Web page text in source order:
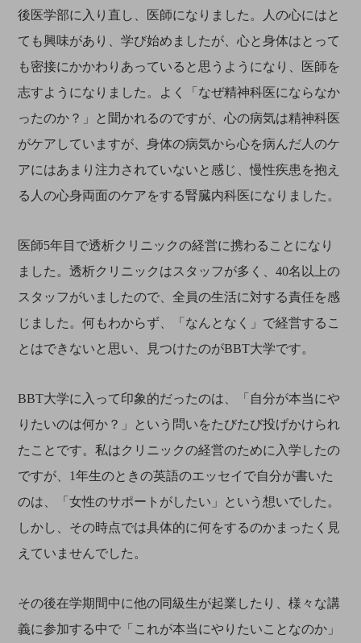
後医学部に入り直し、医師になりました。人の心にはと
ても興味があり、学び始めましたが、心と身体はとって
も密接にかかわりあっていると思うようになり、医師を
志すようになりました。よく「なぜ精神科医にならなか
ったのか？」と聞かれるのですが、心の病気は精神科医
がケアしていますが、身体の病気から心を病んだ人のケ
アにはあまり注力されていないと感じ、慢性疾患を抱え
る人の心身両面のケアをする腎臓内科医になりました。
医師5年目で透析クリニックの経営に携わることになり
ました。透析クリニックはスタッフが多く、40名以上の
スタッフがいましたので、全員の生活に対する責任を感
じました。何もわからず、「なんとなく」で経営するこ
とはできないと思い、見つけたのがBBT大学です。
BBT大学に入って印象的だったのは、「自分が本当にや
りたいのは何か？」という問いをたびたび投げかけられ
たことです。私はクリニックの経営のために入学したの
ですが、1年生のときの英語のエッセイで自分が書いた
のは、「女性のサポートがしたい」という想いでした。
しかし、その時点では具体的に何をするのかまったく見
えていませんでした。
その後在学期間中に他の同級生が起業したり、様々な講
義に参加する中で「これが本当にやりたいことなのか」